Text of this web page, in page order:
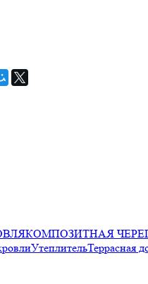
КОМПОЗИТНАЯ
УтеплительТеррасная